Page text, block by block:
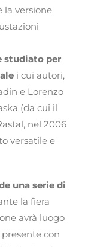
la versione
studiato per
i cui autori,
e Lorenzo
(da cui il
nel 2006
versatile e
una serie di
la fiera
avrà luogo
con